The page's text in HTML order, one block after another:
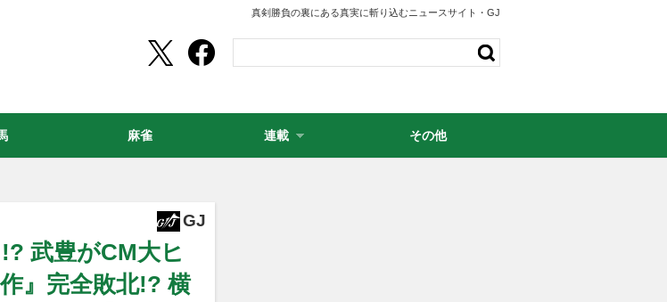
真剣勝負の裏にある真実に斬り込むニュースサイト・GJ
GJ
武豊がCM大ヒ
』完全敗北!? 横
麻雀 連載 その他